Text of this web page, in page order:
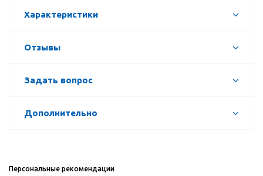
Характеристики
Отзывы
Задать вопрос
Дополнительно
Персональные рекомендации